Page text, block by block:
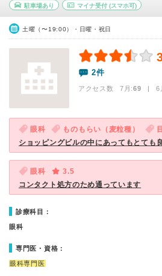
駐車場あり マイナ受付(スマホ可)
土曜（〜19:00）・日曜・祝日
2件
アクセス数 7月:69 | 6
眼科 ものもらい（麦粒種）
ショッピングビルの中にあってもとても
眼科
3.5
コンタクト処方のため通っています
診療科目：
眼科
専門医・資格：
眼科専門医